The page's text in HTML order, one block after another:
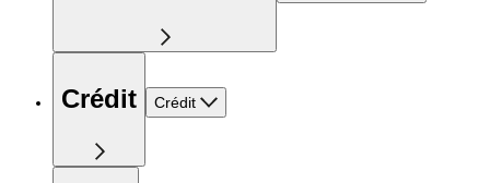
Crédit Crédit